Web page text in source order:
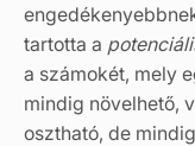
tartotta a
a számokét, mely
mindig növelhető,
osztható, de mindig